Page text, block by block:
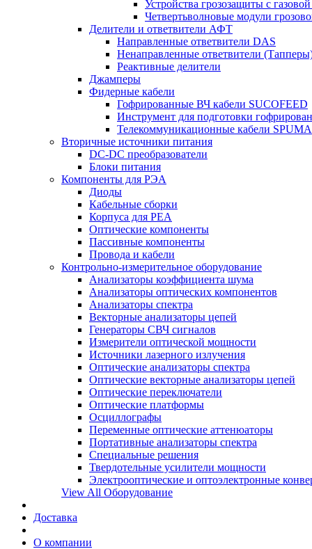
Устройства грозозащиты с
Четвертьволновые модули
Делители и ответвители АФТ
Направленные ответвители DAS
Ненаправленные ответвители
Реактивные делители
Джамперы
Фидерные кабели
Гофрированные ВЧ кабели SUCOFEED
Инструмент для подготовки
Телекоммуникационные кабели SPUMA
Вторичные источники питания
DC-DC преобразователи
Блоки питания
Компоненты для РЭА
Диоды
Кабельные сборки
Корпуса для РЕА
Оптические компоненты
Пассивные компоненты
Провода и кабели
Контрольно-измерительное оборудование
Анализаторы коэффициента шума
Анализаторы оптических компонентов
Анализаторы спектра
Векторные анализаторы цепей
Генераторы СВЧ сигналов
Измерители оптической мощности
Источники лазерного излучения
Оптические анализаторы спектра
Оптические векторные анализаторы цепей
Оптические переключатели
Оптические платформы
Осциллографы
Переменные оптические аттенюаторы
Портативные анализаторы спектра
Специальные решения
Твердотельные усилители мощности
Электрооптические и оптоэлектронные
View All Оборудование
Доставка
О компании